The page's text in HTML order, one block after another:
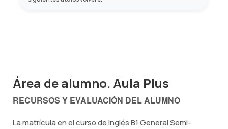
Área de alumno. Aula Plus
RECURSOS Y EVALUACIÓN DEL ALUMNO
La matrícula en el curso de inglés B1 General Semi-